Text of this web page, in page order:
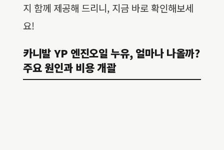
지 함께 제공해 드리니, 지금 바로 확인해보세
요!
카니발 YP 엔진오일 누유, 얼마나 나올까?
주요 원인과 비용 개괄